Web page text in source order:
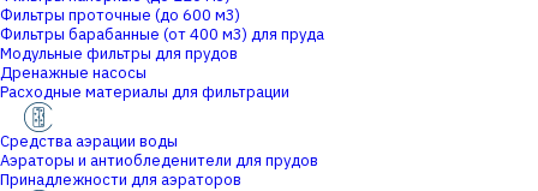
Фильтры проточные (до 600 м3)
Фильтры барабанные (от 400 м3) для пруда
Модульные фильтры для прудов
Дренажные насосы
Расходные материалы для фильтрации
Средства аэрации воды
Аэраторы и антиобледенители для прудов
Принадлежности для аэраторов